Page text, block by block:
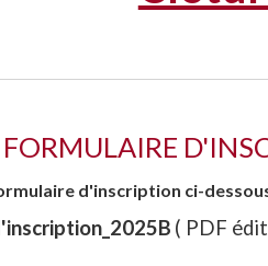
d'inscription ci-
5B ( PDF